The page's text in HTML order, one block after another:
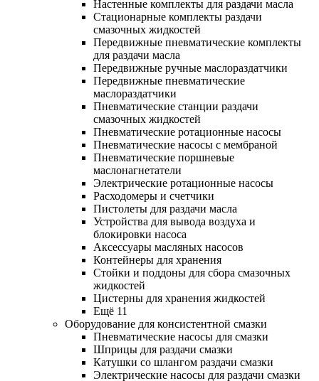
Настенные комплекты для раздачи масла
Стационарные комплекты раздачи
смазочных жидкостей
Передвижные пневматические комплекты
для раздачи масла
Передвижные ручные маслораздатчики
Передвижные пневматические
маслораздатчики
Пневматические станции раздачи
смазочных жидкостей
Пневматические ротационные насосы
Пневматические насосы с мембраной
Пневматические поршневые
маслонагнетатели
Электрические ротационные насосы
Расходомеры и счетчики
Пистолеты для раздачи масла
Устройства для вывода воздуха и
блокировки насоса
Аксессуары масляных насосов
Контейнеры для хранения
Стойки и поддоны для сбора смазочных
жидкостей
Цистерны для хранения жидкостей
Ещё 11
Оборудование для консистентной смазки
Пневматические насосы для смазки
Шприцы для раздачи смазки
Катушки со шлангом раздачи смазки
Электрические насосы для раздачи смазки